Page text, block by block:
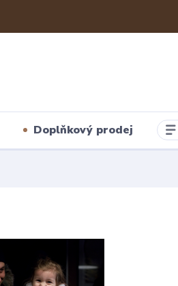
Doplňkový prodej